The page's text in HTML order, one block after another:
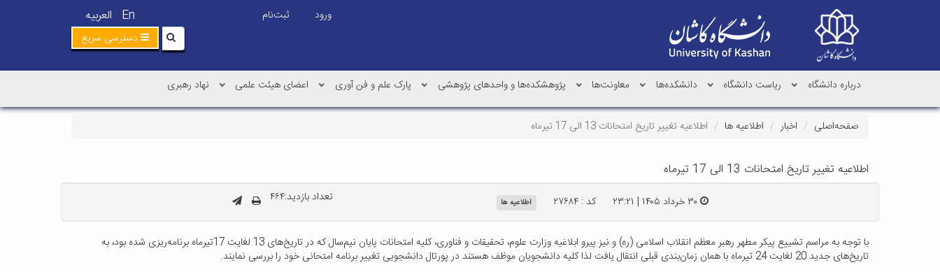
En العربیه ورود |
ثبت‌نام
دسترسی سریع
درباره دانشگاه ریاست دانشگاه دانشکده‌ها معاونت‌ها پژوهشکده‌ها و واحدهای پژوهشی پارک علم و فن آوری اعضای هیئت علمی نهاد رهبری
صفحه‌اصلی اخبار اطلاعیه ها اطلاعیه تغییر تاریخ امتحانات 13 الی 17 تیرماه
اطلاعیه تغییر تاریخ امتحانات 13 الی 17 تیرماه
کد : ۲۷۶۸۴ اطلاعیه ها تعداد بازدید:۴۶۴
با توجه به مراسم تشییع پیکر مطهر رهبر معظم انقلاب اسلامی (ره) و نیز پیرو ابلاغیه وزارت علوم، تحقیقات و فناوری، کلیه امتحانات پایان‌ نیم‌سال که در تاریخ‌های 13 لغایت 17تیرماه برنامه‌ریزی شده بود، به
تاریخ‌های جدید 20 لغایت 24 تیرماه با همان زمان‌بندی قبلی انتقال یافت لذا کلیه دانشجویان موظف هستند در پورتال دانشجویی تغییر برنامه امتحانی خود را بررسی نمایند.